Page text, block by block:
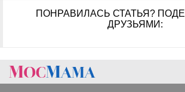
ПОНРАВИЛАСЬ СТАТЬЯ?
ДРУЗЬЯМИ: